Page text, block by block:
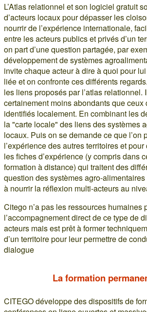
L’Atlas relationnel et son logiciel gratuit
d’acteurs locaux pour dépasser les
nourrir de l’expérience internationale,
entre les acteurs publics et privés d’un
on part d’une question partagée, par
développement de systèmes
invite chaque acteur à dire à quoi pour
liée et on confronte ces différents
les liens proposés par l’atlas relationnel.
certainement moins abondants que ceux
identifiés localement. En combinant les
la "carte locale" des liens des systèmes
locaux. Puis on se demande ce que l’on
l’expérience des autres territoires et
les fiches d’expérience (y compris dans
formation à distance) qui traitent des
question des systèmes agro-
à nourrir la réflexion multi-acteurs au
Citego n’a pas les ressources humaines
l’accompagnement direct de ce type de
acteurs mais est prêt à former
d’un territoire pour leur permettre de
dialogue
La formation
CITEGO développe des dispositifs de